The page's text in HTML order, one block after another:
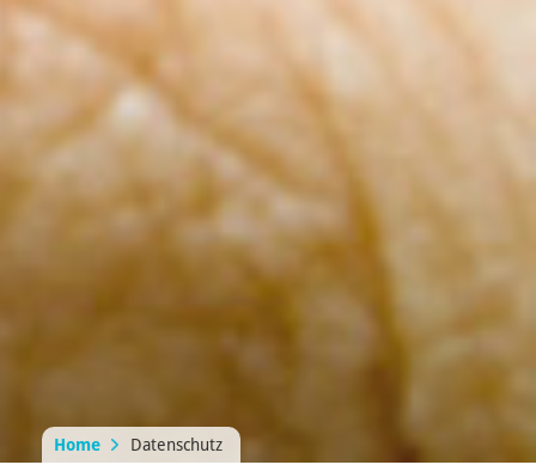
Home Datenschutz